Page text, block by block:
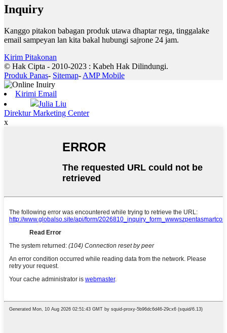
Inquiry
Kanggo pitakon babagan produk utawa dhaptar rega, tinggalake
email sampeyan lan kita bakal hubungi sajrone 24 jam.
Kirim Pitakonan
© Hak Cipta - 2010-2023 : Kabeh Hak Dilindungi.
Produk Panas- Sitemap- AMP Mobile
Kirimi Email
Julia Liu
Direktur Marketing Center
x